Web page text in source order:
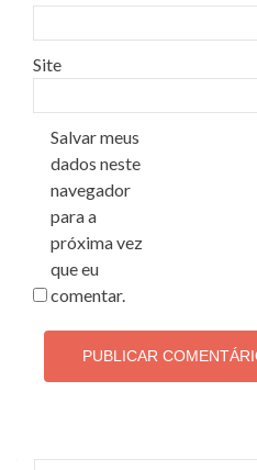
Site
Salvar meus
dados neste
navegador
para a
próxima vez
que eu
comentar.